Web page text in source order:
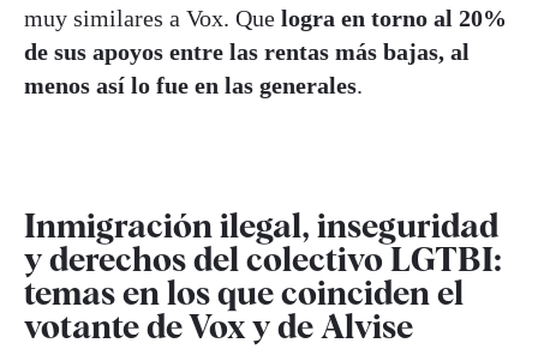
muy similares a Vox. Que logra en torno al 20%
de sus apoyos entre las rentas más bajas, al
menos así lo fue en las generales.
Inmigración ilegal, inseguridad
y derechos del colectivo LGTBI:
temas en los que coinciden el
votante de Vox y de Alvise